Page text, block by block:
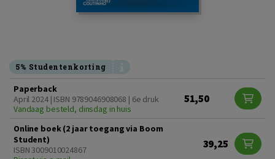
5% Studentenkorting
Paperback
April 2024 | ISBN 9789046908068 | 6e druk
Vandaag besteld, dinsdag in huis
51,50
Online boek (2 jaar toegang via Boom
Student)
ISBN 3009010024867
39,25